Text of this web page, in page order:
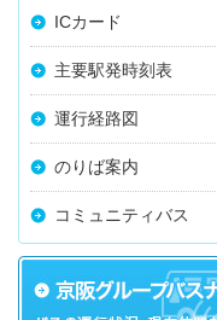
ICカード
主要駅発時刻表
運行経路図
のりば案内
コミュニティバス